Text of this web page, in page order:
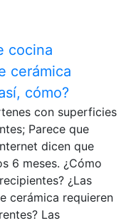
cocina
cerámica
cómo?
con superficies
Parece que
dicen que
6 meses. ¿Cómo
¿Las
cerámica requieren
Las